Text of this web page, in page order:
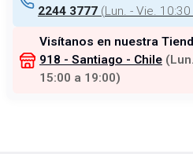
2244 3777 (Lun. - Vie.
Visítanos en nuestra
918 - Santiago - Chile (
15:00 a 19:00)